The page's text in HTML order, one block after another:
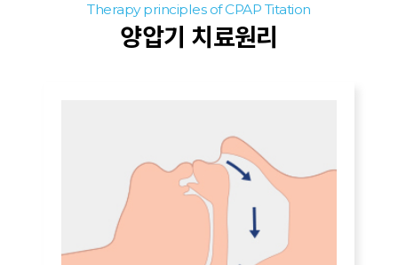
Therapy principles of CPAP Titation
양압기 치료원리